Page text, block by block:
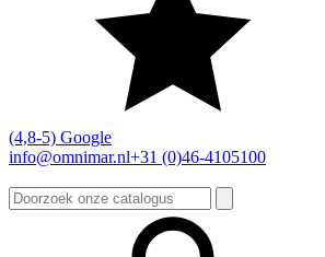
(4,8-5) Google
info@omnimar.nl+31 (0)46-4105100
Zoeken
naar: